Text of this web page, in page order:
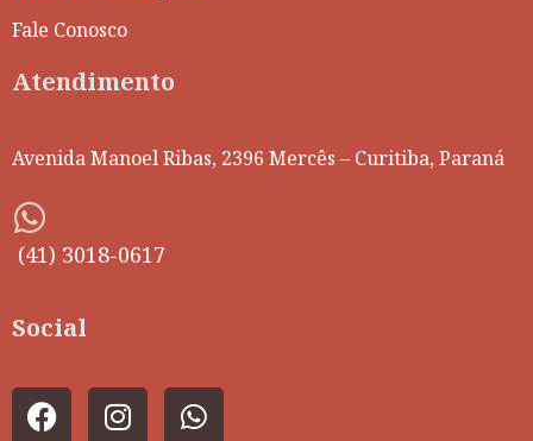
Fale Conosco
Atendimento
Avenida Manoel Ribas, 2396 Mercês – Curitiba, Paraná
(41) 3018-0617
Social